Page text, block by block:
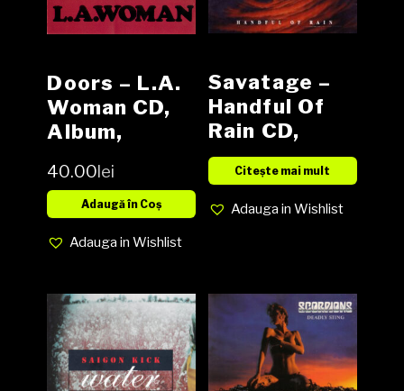
Doors – L.A.
Woman CD,
Album,
Remastered
40.00lei
Adaugă în Coș
Adauga in Wishlist
Savatage –
Handful Of
Rain CD,
Album
Citește mai mult
Adauga in Wishlist